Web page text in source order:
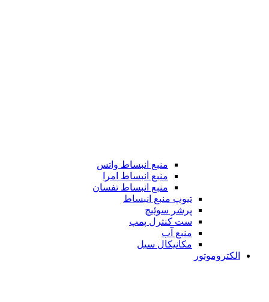
منبع انبساط واتس
منبع انبساط امرا
منبع انبساط تفسان
تیوپ منبع انبساط
پرشر سوئیچ
ست کنترل پمپ
منبع آب
مکانیکال سیل
الکتروموتور